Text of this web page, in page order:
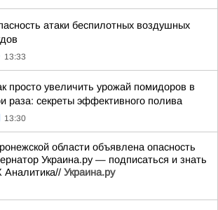
атаки беспилотных воздушных
13:33
просто увеличить урожай помидоров в
раза: секреты эффективного полива
13:30
области объявлена опасность
Украина.ру — подписаться и знать
Украина.ру